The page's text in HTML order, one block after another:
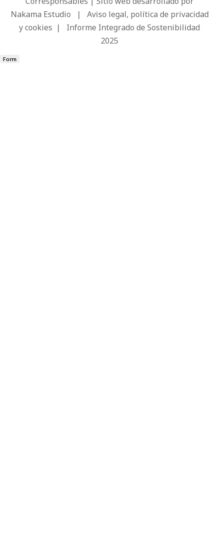
Nakama Estudio | Aviso legal, política de privacidad
y cookies | Informe Integrado de Sostenibilidad
2025
Form